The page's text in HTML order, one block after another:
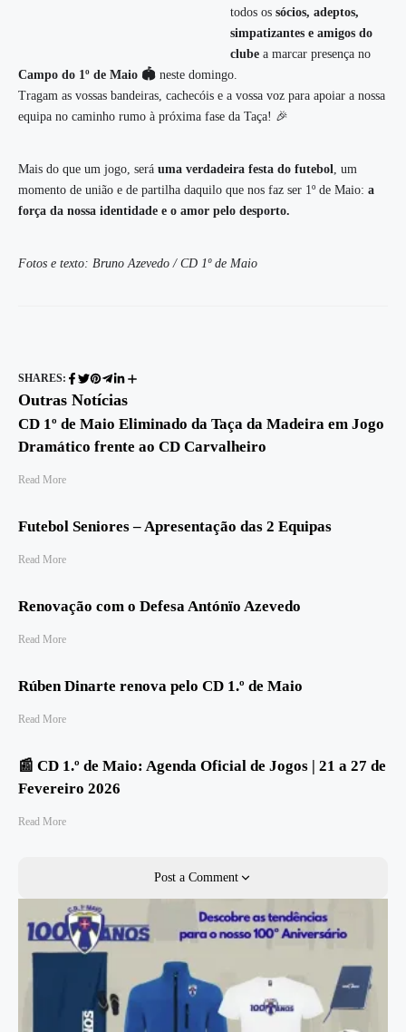
todos os sócios, adeptos,
simpatizantes e amigos do
clube a marcar presença no
Campo do 1º de Maio 🏟️ neste domingo.
Tragam as vossas bandeiras, cachecóis e a vossa voz para apoiar a nossa
equipa no caminho rumo à próxima fase da Taça! 🎉
Mais do que um jogo, será uma verdadeira festa do futebol, um
momento de união e de partilha daquilo que nos faz ser 1º de Maio: a
força da nossa identidade e o amor pelo desporto.
Fotos e texto: Bruno Azevedo / CD 1º de Maio
SHARES:
Outras Notícias
CD 1º de Maio Eliminado da Taça da Madeira em Jogo
Dramático frente ao CD Carvalheiro
Read More
Futebol Seniores – Apresentação das 2 Equipas
Read More
Renovação com o Defesa Antónïo Azevedo
Read More
Rúben Dinarte renova pelo CD 1.º de Maio
Read More
📰 CD 1.º de Maio: Agenda Oficial de Jogos | 21 a 27 de
Fevereiro 2026
Read More
Post a Comment